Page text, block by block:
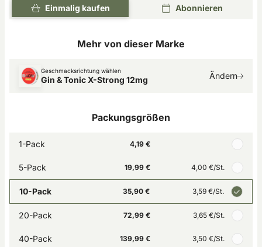
Einmalig kaufen Abonnieren
Mehr von dieser Marke
Geschmacksrichtung wählen
Gin & Tonic X-Strong 12mg Ändern
Packungsgrößen
1-Pack 4,19 €
5-Pack 19,99 € 4,00 €/St.
10-Pack 35,90 € 3,59 €/St.
20-Pack 72,99 € 3,65 €/St.
40-Pack 139,99 € 3,50 €/St.